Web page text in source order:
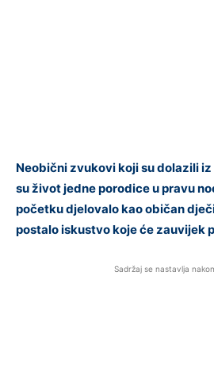
Neobični zvukovi koji su dolazili
su život jedne porodice u pravu
početku djelovalo kao običan
postalo iskustvo koje će zauvijek
Sadržaj se nastavlja